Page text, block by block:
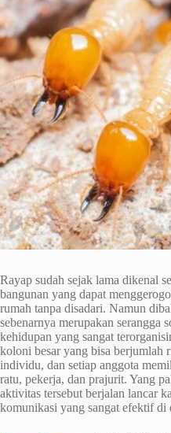
Rayap sudah sejak lama dikenal
bangunan yang dapat
rumah tanpa disadari. Namun
sebenarnya merupakan serangga
kehidupan yang sangat
koloni besar yang bisa berjumlah
individu, dan setiap anggota
ratu, pekerja, dan prajurit. Yang
aktivitas tersebut berjalan lancar
komunikasi yang sangat efektif di